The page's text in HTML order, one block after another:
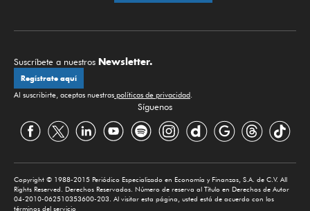
Suscríbete a nuestros Newsletter.
Regístrate aquí
Al suscribirte, aceptas nuestras políticas de privacidad.
Síguenos
Copyright © 1988-2015 Periódico Especializado en Economía y Finanzas, S.A. de C.V. All
Rights Reserved. Derechos Reservados. Número de reserva al Título en Derechos de Autor
04-2010-062510353600-203. Al visitar esta página, usted está de acuerdo con los
términos del servicio